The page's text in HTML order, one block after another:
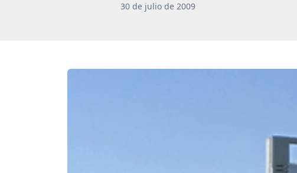
30 de julio de 2009